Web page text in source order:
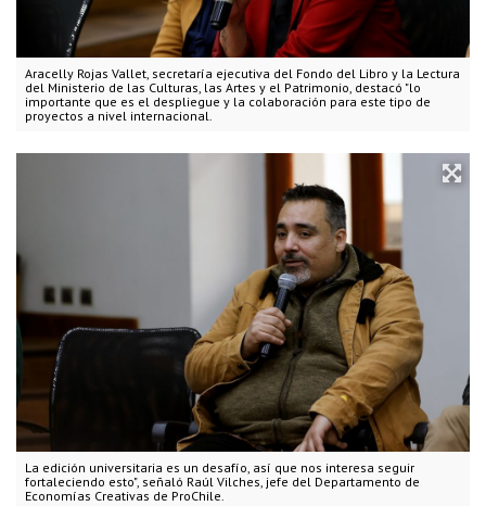
Aracelly Rojas Vallet, secretaría ejecutiva del Fondo del Libro y la Lectura
del Ministerio de las Culturas, las Artes y el Patrimonio, destacó "lo
importante que es el despliegue y la colaboración para este tipo de
proyectos a nivel internacional.
La edición universitaria es un desafío, así que nos interesa seguir
fortaleciendo esto", señaló Raúl Vilches, jefe del Departamento de
Economías Creativas de ProChile.